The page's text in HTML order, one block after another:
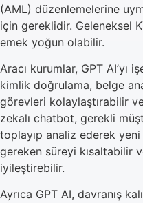
(AML) düzenlemelerine
için gereklidir. Geleneksel
emek yoğun olabilir.
Aracı kurumlar, GPT AI’yı
kimlik doğrulama, belge
görevleri kolaylaştırabilir
zekalı chatbot, gerekli
toplayıp analiz ederek yeni
gereken süreyi kısaltabilir
iyileştirebilir.
Ayrıca GPT AI, davranış